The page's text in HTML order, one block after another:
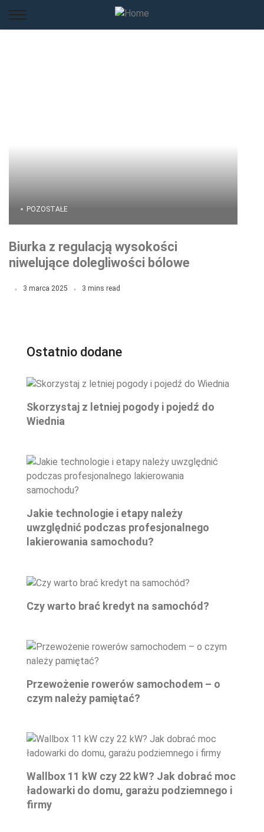
POZOSTAŁE
Biurka z regulacją wysokości
niwelujące dolegliwości bólowe
3 marca 2025 3 mins read
Ostatnio dodane
Skorzystaj z letniej pogody i pojedź do
Wiednia
Jakie technologie i etapy należy
uwzględnić podczas profesjonalnego
lakierowania samochodu?
Czy warto brać kredyt na samochód?
Przewożenie rowerów samochodem – o
czym należy pamiętać?
Wallbox 11 kW czy 22 kW? Jak dobrać moc
ładowarki do domu, garażu podziemnego i
firmy